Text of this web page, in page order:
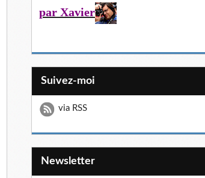
par Xavier
Suivez-moi
via RSS
Newsletter